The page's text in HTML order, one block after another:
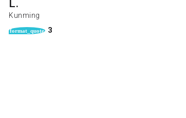
L.
Kunming
format_quote 3